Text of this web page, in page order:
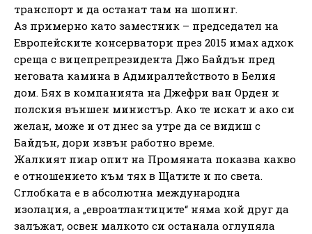
транспорт и да останат там на шопинг.
Аз примерно като заместник – председател на
Европейските консерватори през 2015 имах адхок
среща с вицепрепрезидента Джо Байдън пред
неговата камина в Адмиралтейството в Белия
дом. Бях в компанията на Джефри ван Орден и
полския външен министър. Ако те искат и ако си
желан, може и от днес за утре да се видиш с
Байдън, дори извън работно време.
Жалкият пиар опит на Промяната показва какво
е отношението към тях в Щатите и по света.
Сглобката е в абсолютна международна
изолация, а „евроатлантиците“ няма кой друг да
залъжат, освен малкото си останала оглупяла